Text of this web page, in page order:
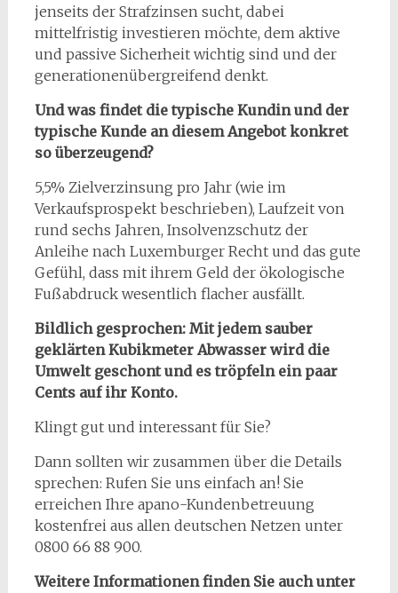
jenseits der Strafzinsen sucht, dabei
mittelfristig investieren möchte, dem aktive
und passive Sicherheit wichtig sind und der
generationenübergreifend denkt.
Und was findet die typische Kundin und der
typische Kunde an diesem Angebot konkret
so überzeugend?
5,5% Zielverzinsung pro Jahr (wie im
Verkaufsprospekt beschrieben), Laufzeit von
rund sechs Jahren, Insolvenzschutz der
Anleihe nach Luxemburger Recht und das gute
Gefühl, dass mit ihrem Geld der ökologische
Fußabdruck wesentlich flacher ausfällt.
Bildlich gesprochen: Mit jedem sauber
geklärten Kubikmeter Abwasser wird die
Umwelt geschont und es tröpfeln ein paar
Cents auf ihr Konto.
Klingt gut und interessant für Sie?
Dann sollten wir zusammen über die Details
sprechen: Rufen Sie uns einfach an! Sie
erreichen Ihre apano-Kundenbetreuung
kostenfrei aus allen deutschen Netzen unter
0800 66 88 900.
Weitere Informationen finden Sie auch unter